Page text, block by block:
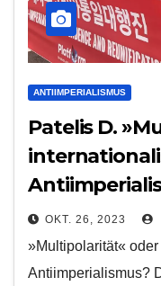
ANTIIMPERIALISMUS
Patelis D.
OKT. 26, 2023
»Multipolarität«
Antiimperialismus?